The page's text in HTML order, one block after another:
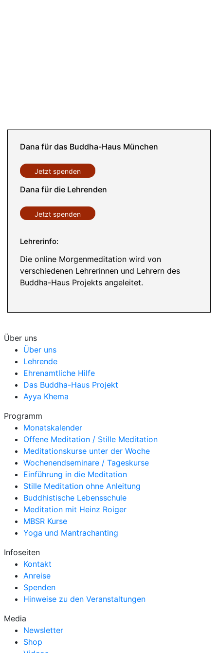
Dana für das Buddha-Haus München
Jetzt spenden
Dana für die Lehrenden
Jetzt spenden
Lehrerinfo:
Die online Morgenmeditation wird von
verschiedenen Lehrerinnen und Lehrern des
Buddha-Haus Projekts angeleitet.
Über uns
Über uns
Lehrende
Ehrenamtliche Hilfe
Das Buddha-Haus Projekt
Ayya Khema
Programm
Monatskalender
Offene Meditation / Stille Meditation
Meditationskurse unter der Woche
Wochenendseminare / Tageskurse
Einführung in die Meditation
Stille Meditation ohne Anleitung
Buddhistische Lebensschule
Meditation mit Heinz Roiger
MBSR Kurse
Yoga und Mantrachanting
Infoseiten
Kontakt
Anreise
Spenden
Hinweise zu den Veranstaltungen
Media
Newsletter
Shop